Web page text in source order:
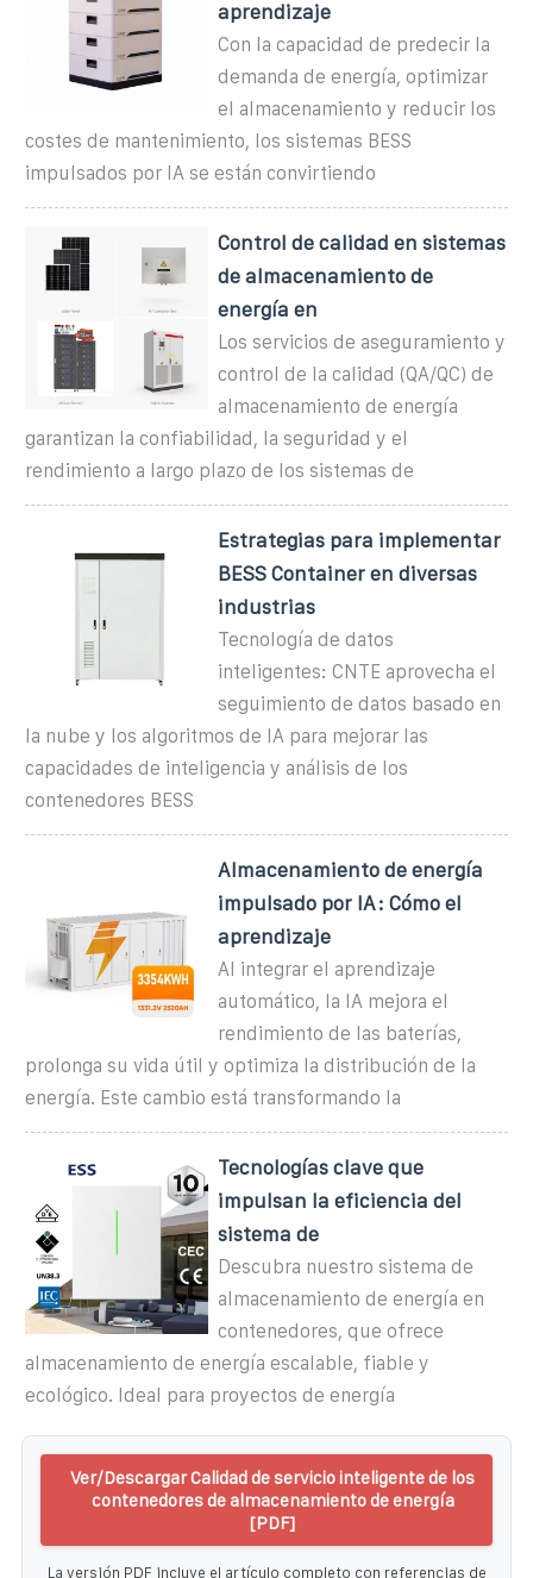
aprendizaje
Con la capacidad de predecir la
demanda de energía, optimizar
el almacenamiento y reducir los
costes de mantenimiento, los sistemas BESS
impulsados por IA se están convirtiendo
Control de calidad en sistemas
de almacenamiento de
energía en
Los servicios de aseguramiento y
control de la calidad (QA/QC) de
almacenamiento de energía
garantizan la confiabilidad, la seguridad y el
rendimiento a largo plazo de los sistemas de
Estrategias para implementar
BESS Container en diversas
industrias
Tecnología de datos
inteligentes: CNTE aprovecha el
seguimiento de datos basado en
la nube y los algoritmos de IA para mejorar las
capacidades de inteligencia y análisis de los
contenedores BESS
Almacenamiento de energía
impulsado por IA: Cómo el
aprendizaje
Al integrar el aprendizaje
automático, la IA mejora el
rendimiento de las baterías,
prolonga su vida útil y optimiza la distribución de la
energía. Este cambio está transformando la
Tecnologías clave que
impulsan la eficiencia del
sistema de
Descubra nuestro sistema de
almacenamiento de energía en
contenedores, que ofrece
almacenamiento de energía escalable, fiable y
ecológico. Ideal para proyectos de energía
Ver/Descargar Calidad de servicio inteligente de los
contenedores de almacenamiento de energía
[PDF]
La versión PDF incluye el artículo completo con referencias de